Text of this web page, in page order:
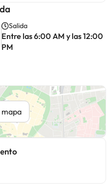
Salida
Entre las 6:00 AM y las 12:00
PM
mapa